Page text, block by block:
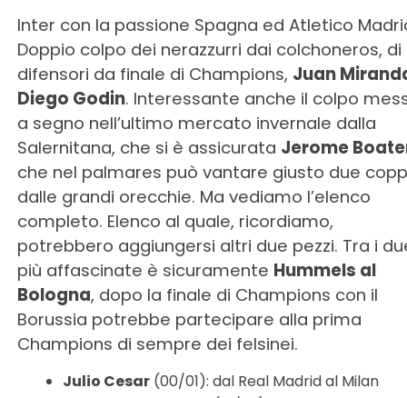
Inter con la passione Spagna ed Atletico
Doppio colpo dei nerazzurri dai colchoneros, di
difensori da finale di Champions, Juan
Diego Godin. Interessante anche il colpo
a segno nell’ultimo mercato invernale dalla
Salernitana, che si è assicurata Jerome
che nel palmares può vantare giusto due
dalle grandi orecchie. Ma vediamo l’elenco
completo. Elenco al quale, ricordiamo,
potrebbero aggiungersi altri due pezzi. Tra i
più affascinate è sicuramente Hummels al
Bologna, dopo la finale di Champions con il
Borussia potrebbe partecipare alla prima
Champions di sempre dei felsinei.
Julio Cesar(00/01): dal Real Madrid al Milan